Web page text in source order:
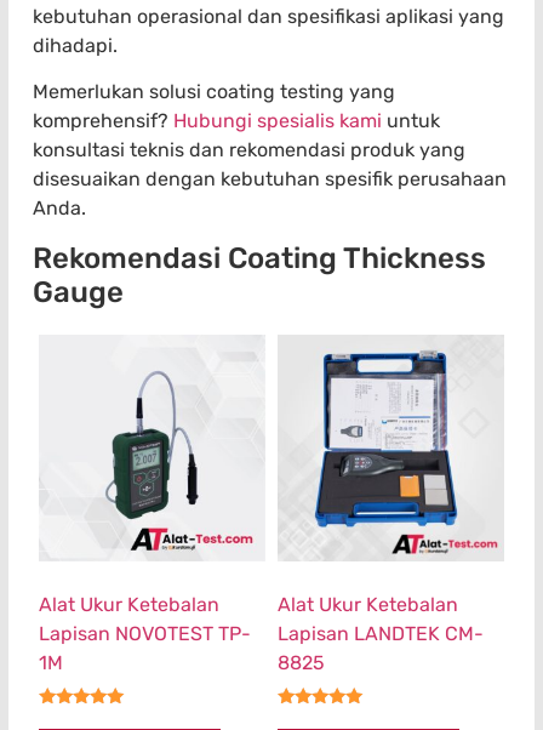
kebutuhan operasional dan spesifikasi aplikasi yang
dihadapi.
Memerlukan solusi coating testing yang
komprehensif? Hubungi spesialis kami untuk
konsultasi teknis dan rekomendasi produk yang
disesuaikan dengan kebutuhan spesifik perusahaan
Anda.
Rekomendasi Coating Thickness
Gauge
Alat Ukur Ketebalan
Lapisan NOVOTEST TP-
1M
Alat Ukur Ketebalan
Lapisan LANDTEK CM-
8825